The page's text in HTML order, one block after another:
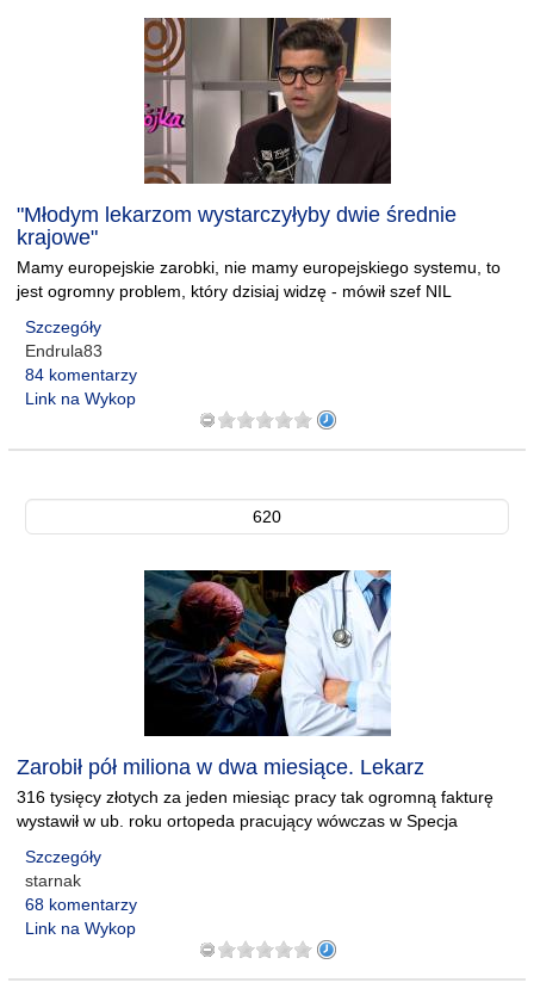
"Młodym lekarzom wystarczyłyby dwie średnie
krajowe"
Mamy europejskie zarobki, nie mamy europejskiego systemu, to
jest ogromny problem, który dzisiaj widzę - mówił szef NIL
Szczegóły
Endrula83
84 komentarzy
Link na Wykop
620
Zarobił pół miliona w dwa miesiące. Lekarz
316 tysięcy złotych za jeden miesiąc pracy tak ogromną fakturę
wystawił w ub. roku ortopeda pracujący wówczas w Specja
Szczegóły
starnak
68 komentarzy
Link na Wykop